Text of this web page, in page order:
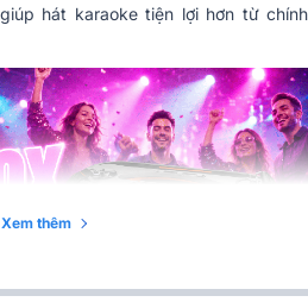
Cáp nguồn AC (tùy từng khu vực)
2 m
2 loa vòm 2 cm
> 80 dB
hát karaoke tiện lợi hơn từ chính
Xem thêm